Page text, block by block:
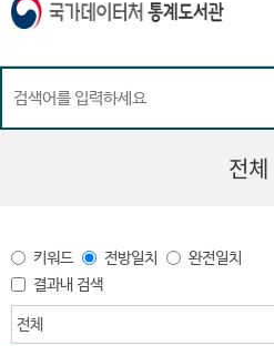
t
)
전체
키워드 전방일치
완전일치
결과내 검색